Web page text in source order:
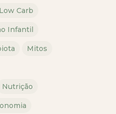
Low Carb
Infantil
Mitos
Nutrição